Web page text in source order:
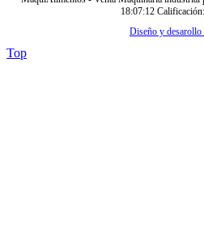
18:07:12 Calificación:
Diseño y
Top